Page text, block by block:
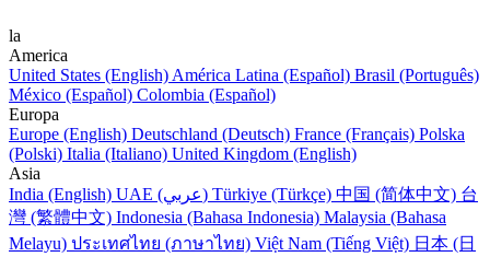
la
America
United States (English) América Latina (Español) Brasil (Português)
México (Español) Colombia (Español)
Europa
Europe (English) Deutschland (Deutsch) France (Français) Polska
(Polski) Italia (Italiano) United Kingdom (English)
Asia
India (English)
UAE (عربي) Türkiye (Türkçe) 中国 (简体中文) 台
灣 (繁體中文) Indonesia (Bahasa Indonesia) Malaysia (Bahasa
Melayu) ประเทศไทย (ภาษาไทย) Việt Nam (Tiếng Việt) 日本 (日